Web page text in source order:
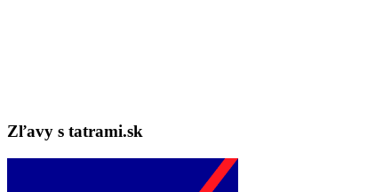
Zľavy s tatrami.sk